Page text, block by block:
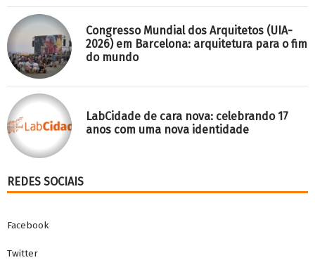
Congresso Mundial dos Arquitetos (UIA-
2026) em Barcelona: arquitetura para o fim
do mundo
LabCidade de cara nova: celebrando 17
anos com uma nova identidade
REDES SOCIAIS
Facebook
Twitter